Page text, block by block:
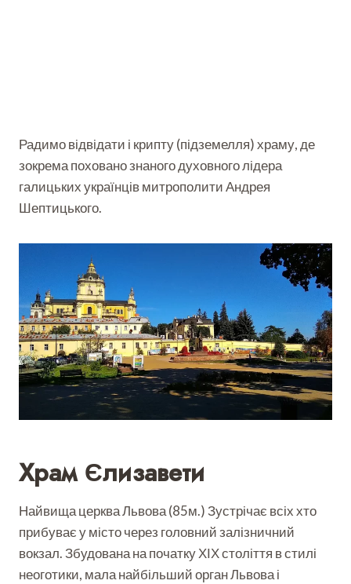
Радимо відвідати і крипту (підземелля) храму, де
зокрема поховано знаного духовного лідера
галицьких українців митрополити Андрея
Шептицького.
Храм Єлизавети
Найвища церква Львова (85м.) Зустрічає всіх хто
прибуває у місто через головний залізничний
вокзал. Збудована на початку ХІХ століття в стилі
неоготики, мала найбільший орган Львова і